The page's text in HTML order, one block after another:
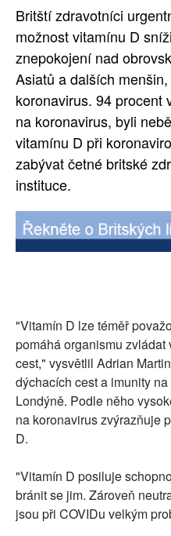
SOCIÁLNÍ SÍTĚ
RUBRIKY
PLNÁ VERZE STRÁNEK
Britští zdravotníci
možnost vitamínu D
znepokojení nad
Asiatů a dalších
koronavirus. 94 procent
na koronavirus, byli
vitamínu D při
zabývat četné britské
instituce.
"Vitamín D lze téměř
pomáhá organismu
cest," vysvětlil Adrian
dýchacích cest a imunity
Londýně. Podle něho
na koronavirus zvýrazňuje
D.
"Vitamín D posiluje
bránit se jim. Zároveň
jsou při COVIDu velkým